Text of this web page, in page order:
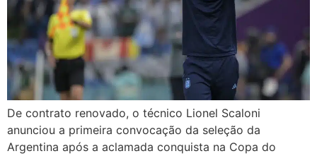
De contrato renovado, o técnico Lionel Scaloni
anunciou a primeira convocação da seleção da
Argentina após a aclamada conquista na Copa do